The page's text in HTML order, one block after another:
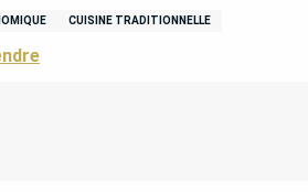
CUISINE TRADITIONNELLE